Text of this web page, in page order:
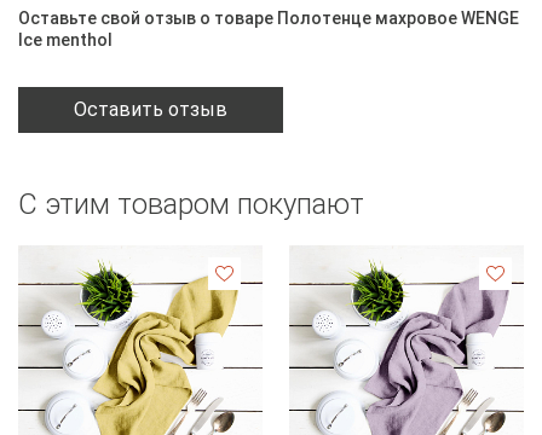
Оставьте свой отзыв о товаре Полотенце махровое WENGE
Ice menthol
Оставить отзыв
С этим товаром покупают